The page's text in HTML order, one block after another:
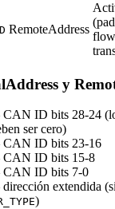
RemoteAddress
y
ID bits 28-24
ser cero)
ID bits 23-16
ID bits 15-8
ID bits 7-0
extendida
)